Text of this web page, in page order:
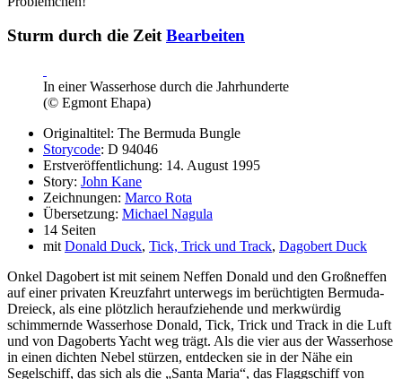
Sturm durch die Zeit Bearbeiten
In einer Wasserhose durch die Jahrhunderte
(© Egmont Ehapa)
Originaltitel: The Bermuda Bungle
Storycode: D 94046
Erstveröffentlichung: 14. August 1995
Story: John Kane
Zeichnungen: Marco Rota
Übersetzung: Michael Nagula
14 Seiten
mit Donald Duck, Tick, Trick und Track, Dagobert Duck
Onkel Dagobert ist mit seinem Neffen Donald und den Großneffen
auf einer privaten Kreuzfahrt unterwegs im berüchtigten Bermuda-
Dreieck, als eine plötzlich heraufziehende und merkwürdig
schimmernde Wasserhose Donald, Tick, Trick und Track in die Luft
und von Dagoberts Yacht weg trägt. Als die vier aus der Wasserhose
in einen dichten Nebel stürzen, entdecken sie in der Nähe ein
Segelschiff, das sich als die „Santa Maria“, das Flaggschiff von